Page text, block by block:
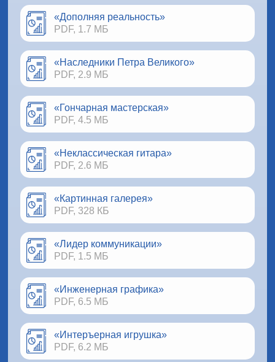
«Дополняя реальность»
PDF, 1.7 МБ
«Наследники Петра Великого»
PDF, 2.9 МБ
«Гончарная мастерская»
PDF, 4.5 МБ
«Неклассическая гитара»
PDF, 2.6 МБ
«Картинная галерея»
PDF, 328 КБ
«Лидер коммуникации»
PDF, 1.5 МБ
«Инженерная графика»
PDF, 6.5 МБ
«Интеръерная игрушка»
PDF, 6.2 МБ